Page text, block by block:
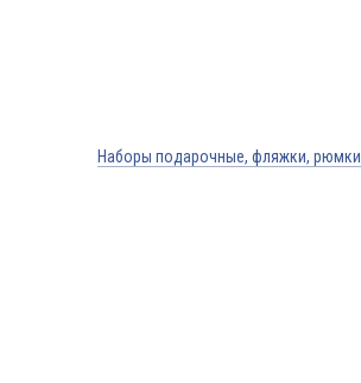
Наборы подарочные, фляжки, рюмки